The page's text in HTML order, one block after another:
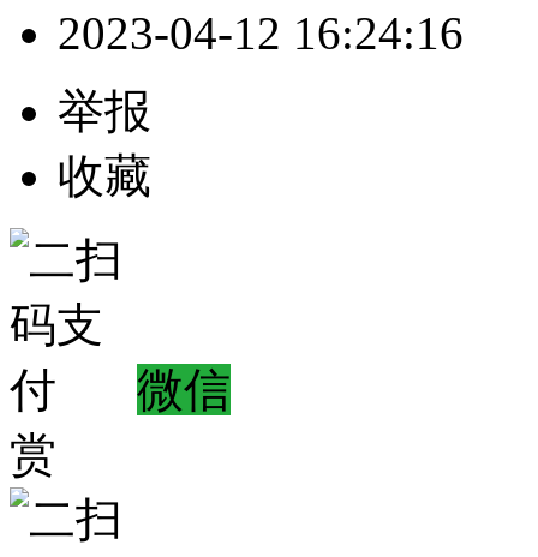
2023-04-12 16:24:16
举报
收藏
微信
赏